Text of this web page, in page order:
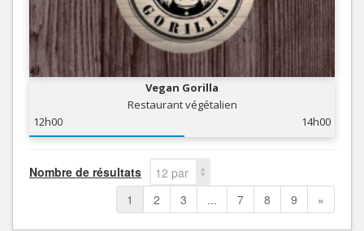
Vegan Gorilla
Restaurant végétalien
12h00
14h00
Nombre de résultats
12 par
page
1 2 3 ... 7 8 9 »